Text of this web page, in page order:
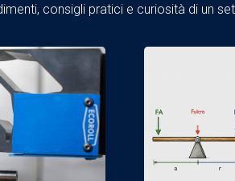
consigli pratici e curiosità di un